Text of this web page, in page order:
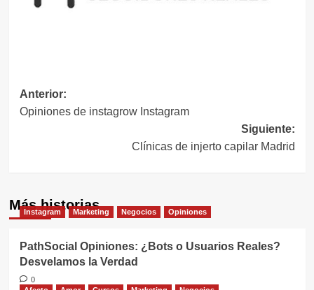
Navegación
de
Anterior:
Opiniones de instagrow Instagram
Siguiente:
Clínicas de injerto capilar Madrid
Más historias
Instagram Marketing Negocios Opiniones
PathSocial Opiniones: ¿Bots o Usuarios Reales?
Desvelamos la Verdad
0